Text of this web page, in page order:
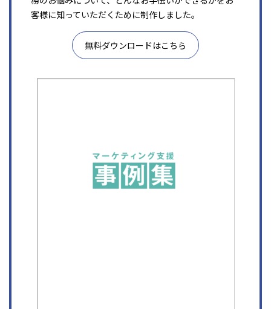
客様に知っていただくために制作しました。
無料ダウンロードはこちら